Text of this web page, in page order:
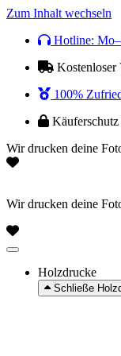
Zum Inhalt wechseln
Hotline:
Kostenloser
100%
Wir drucken deine
Wir drucken deine
Holzdrucke
Schließe